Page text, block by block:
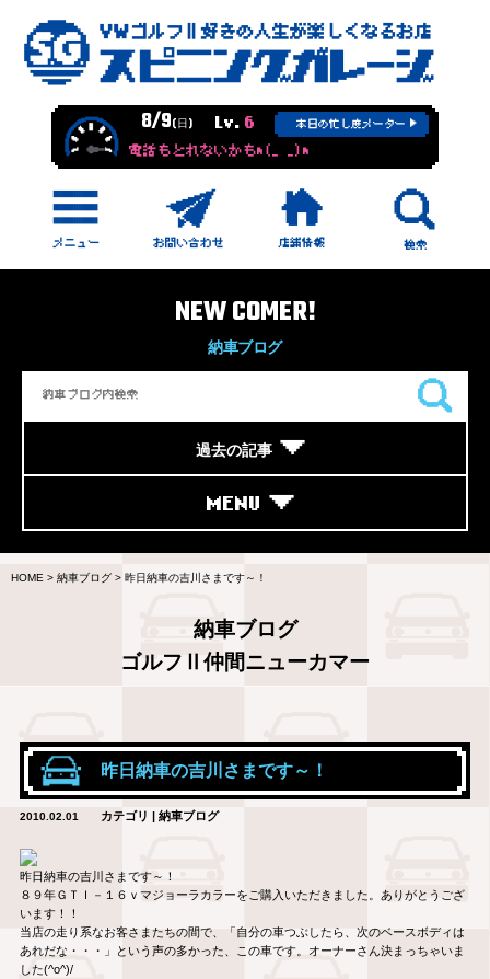
8/9(日) Lv. 6 本日の忙し度メーター
電話もとれないかもm(_ _)m
NEW COMER!
納車ブログ
過去の記事
MENU
HOME > 納車ブログ > 昨日納車の吉川さまです～！
納車ブログ
ゴルフⅡ仲間ニューカマー
昨日納車の吉川さまです～！
2010.02.01 カテゴリ | 納車ブログ
昨日納車の吉川さまです～！
８９年ＧＴＩ－１６ｖマジョーラカラーをご購入いただきました。ありがとうござ
います！！
当店の走り系なお客さまたちの間で、「自分の車つぶしたら、次のベースボディは
あれだな・・・」という声の多かった、この車です。オーナーさん決まっちゃいま
した(^o^)/